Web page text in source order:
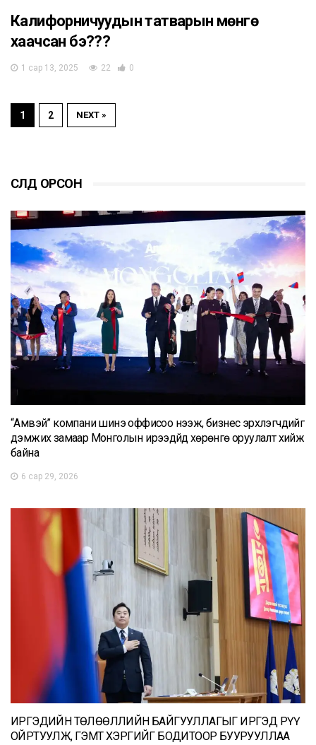
Калифорничуудын татварын мөнгө
хаачсан бэ???
1 сар 13, 2025 22 0
1 2 NEXT »
СҮҮЛД ОРСОН
“Амвэй” компани шинэ оффисоо нээж, бизнес эрхлэгчдийг
дэмжих замаар Монголын ирээдүйд хөрөнгө оруулалт хийж
байна
6 сар 29, 2026
ИРГЭДИЙН ТӨЛӨӨЛЛИЙН БАЙГУУЛЛАГЫГ ИРГЭД РҮҮ
ОЙРТУУЛЖ, ГЭМТ ХЭРГИЙГ БОДИТООР БУУРУУЛЛАА